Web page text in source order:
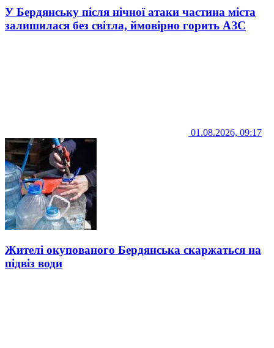
У Бердянську після нічної атаки частина міста
залишилася без світла, ймовірно горить АЗС
01.08.2026, 09:17
Жителі окупованого Бердянська скаржаться на
підвіз води